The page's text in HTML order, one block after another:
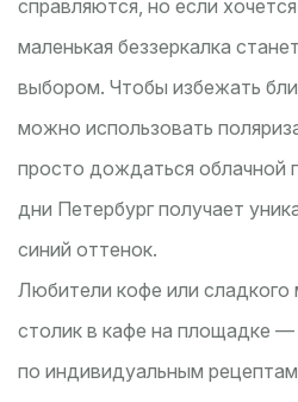
справляются, но если
маленькая беззеркалка
выбором. Чтобы избежать
можно использовать
просто дождаться облачной
дни Петербург получает
синий оттенок.
Любители кофе или сладкого
столик в кафе на площадке —
по индивидуальным